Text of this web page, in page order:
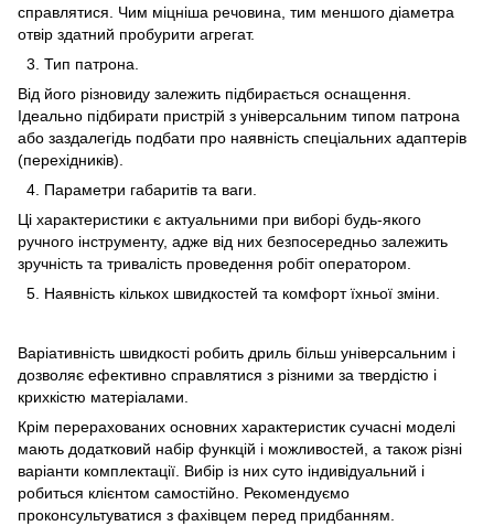
справлятися. Чим міцніша речовина, тим меншого діаметра
отвір здатний пробурити агрегат.
3. Тип патрона.
Від його різновиду залежить підбирається оснащення.
Ідеально підбирати пристрій з універсальним типом патрона
або заздалегідь подбати про наявність спеціальних адаптерів
(перехідників).
4. Параметри габаритів та ваги.
Ці характеристики є актуальними при виборі будь-якого
ручного інструменту, адже від них безпосередньо залежить
зручність та тривалість проведення робіт оператором.
5. Наявність кількох швидкостей та комфорт їхньої зміни.
Варіативність швидкості робить дриль більш універсальним і
дозволяє ефективно справлятися з різними за твердістю і
крихкістю матеріалами.
Крім перерахованих основних характеристик сучасні моделі
мають додатковий набір функцій і можливостей, а також різні
варіанти комплектації. Вибір із них суто індивідуальний і
робиться клієнтом самостійно. Рекомендуємо
проконсультуватися з фахівцем перед придбанням.